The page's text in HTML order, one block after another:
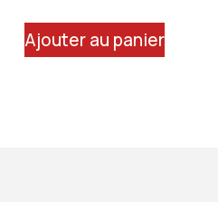
Ajouter au panier